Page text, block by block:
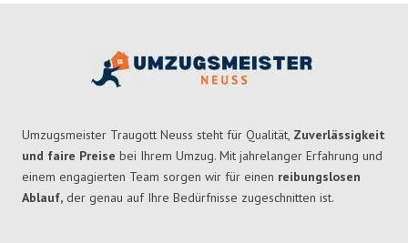
Umzugsmeister Traugott Neuss steht für Qualität, Zuverlässigkeit
und faire Preise bei Ihrem Umzug. Mit jahrelanger Erfahrung und
einem engagierten Team sorgen wir für einen reibungslosen
Ablauf, der genau auf Ihre Bedürfnisse zugeschnitten ist.